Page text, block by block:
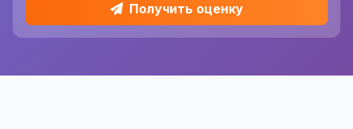
Получить оценку